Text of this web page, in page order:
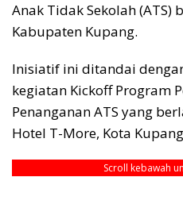
Anak Tidak Sekolah (ATS)
Kabupaten Kupang.
Inisiatif ini ditandai
kegiatan Kickoff Program
Penanganan ATS yang
Hotel T-More, Kota
Scroll kebawah